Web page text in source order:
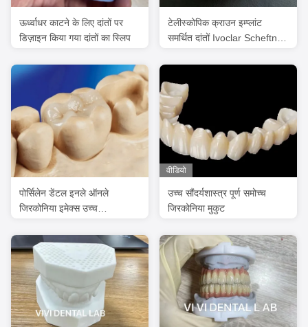
ऊर्ध्वाधर काटने के लिए दांतों पर
डिज़ाइन किया गया दांतों का स्लिप
टेलीस्कोपिक क्राउन इम्प्लांट
समर्थित दांतों Ivoclar Scheftner
पोर्सिलेन डेंटल इनले ऑनले
जिरकोनिया इमेक्स उच्च
वीडियो
उच्च सौंदर्यशास्त्र पूर्ण समोच्च
जिरकोनिया मुकुट